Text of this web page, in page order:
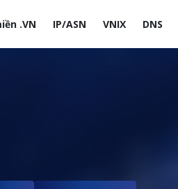
.VN IP/ASN VNIX DNS